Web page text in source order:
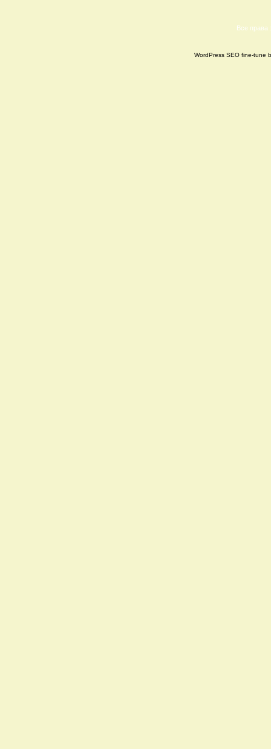
Все
WordPress SEO fine-tune